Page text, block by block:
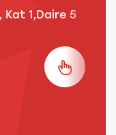
1,Daire 5